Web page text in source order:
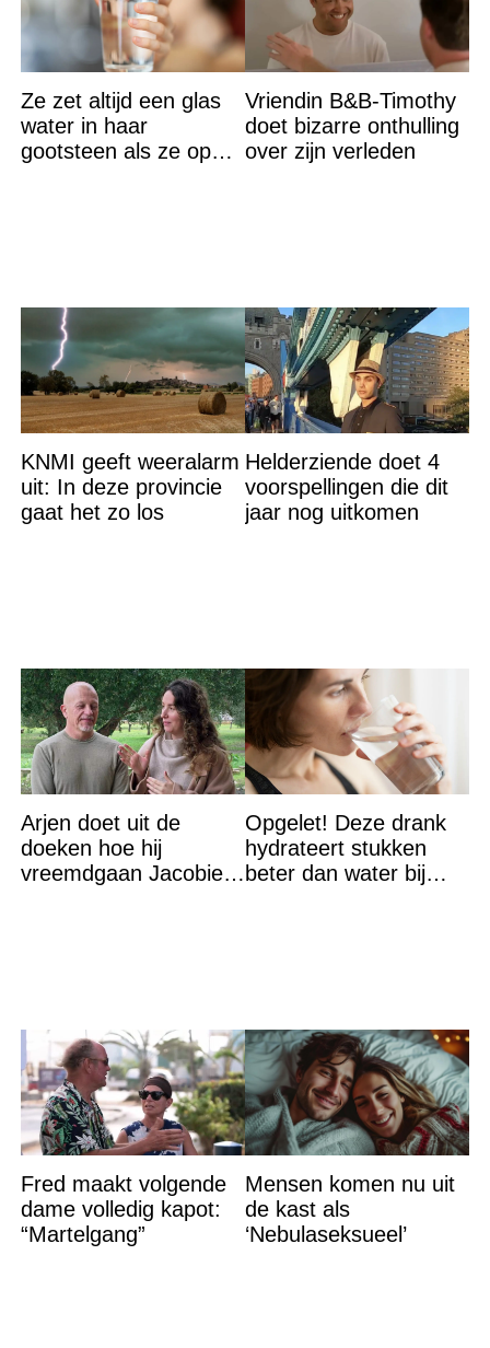
Ze zet altijd een glas
water in haar
gootsteen als ze op
Vriendin B&B-Timothy
doet bizarre onthulling
over zijn verleden
KNMI geeft weeralarm
uit: In deze provincie
gaat het zo los
Helderziende doet 4
voorspellingen die dit
jaar nog uitkomen
Arjen doet uit de
doeken hoe hij
vreemdgaan Jacobien
Opgelet! Deze drank
hydrateert stukken
beter dan water bij
Fred maakt volgende
dame volledig kapot:
“Martelgang”
Mensen komen nu uit
de kast als
‘Nebulaseksueel’